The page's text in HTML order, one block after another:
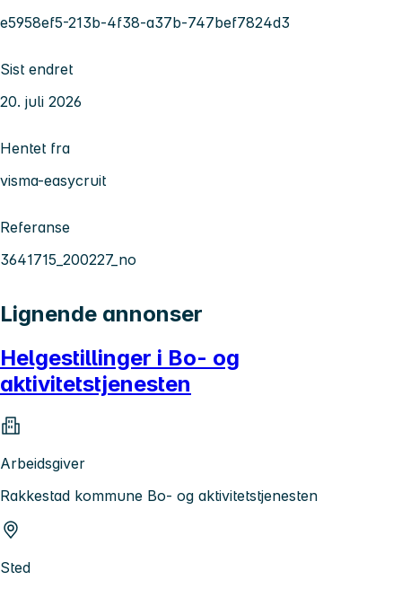
e5958ef5-213b-4f38-a37b-747bef7824d3
Sist endret
20. juli 2026
Hentet fra
visma-easycruit
Referanse
3641715_200227_no
Lignende annonser
Helgestillinger i Bo- og
aktivitetstjenesten
Arbeidsgiver
Rakkestad kommune Bo- og aktivitetstjenesten
Sted